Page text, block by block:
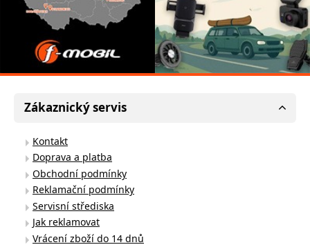
Zákaznický servis
Kontakt
Doprava a platba
Obchodní podmínky
Reklamační podmínky
Servisní střediska
Jak reklamovat
Vrácení zboží do 14 dnů